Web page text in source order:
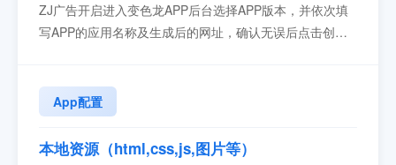
ZJ广告开启进入变色龙APP后台选择APP版本，并依次填
写APP的应用名称及生成后的网址，确认无误后点击创建
写AppId和开屏广告ID，点击保存后生效引入 zjJSBridge下
载zjJSBridge-230329...
App配置
本地资源（html,css,js,图片等）